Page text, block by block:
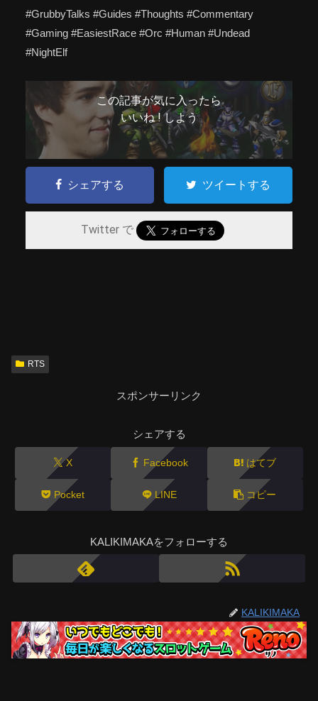
#GrubbyTalks #Guides #Thoughts #Commentary
#Gaming #EasiestRace #Orc #Human #Undead
#NightElf
この記事が気に入ったら
いいね ! しよう
シェアする ツイートする
Twitter で
RTS
スポンサーリンク
シェアする
X Facebook はてブ
Pocket LINE コピー
KALIKIMAKAをフォローする
KALIKIMAKA